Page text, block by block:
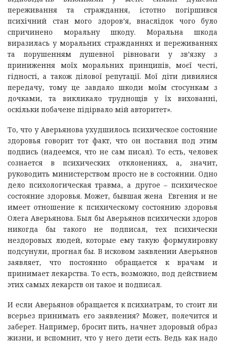
переживання та страждання, істотно погіршився
психічний стан мого здоров’я, внаслідок чого було
спричинено моральну шкоду. Моральна шкода
виразилась у моральних стражданнях и переживаннях
та порушенням душевної рівноваги у зв’язку з
приниження моїх моральних принципів, моєї честі,
гідності, а також ділової репутації. Мої діти дивилися
передачу, тому це завдало шкоди моїм стосункам з
дочками, та викликало труднощів у їх вихованні,
оскільки побачене підірвало мій авторитет».
То, что у Аверьянова ухудшилось психическое состояние
здоровья говорит тот факт, что он поставил под этим
подпись (надеемся, что не сам писал). То есть, человек
сознается в психических отклонениях, а, значит,
руководить министерством просто не в состоянии. Одно
дело психологическая травма, а другое – психическое
состояние здоровья. Может, бывшая жена Евгения и не
имеет отношение к психическому состоянию здоровья
Олега Аверьянова. Был бы Аверьянов психически здоров
никогда бы такого не подписал, тех психически
нездоровых людей, которые ему такую формулировку
подсунули, прогнал бы. В исковом заявлении Аверьянов
заявляет, что постоянно обращается к врачам и
принимает лекарства. То есть, возможно, под действием
этих самых лекарств он такое и подписал.
И если Аверьянов обращается к психиатрам, то стоит ли
всерьез принимать его заявления? Может, полечится и
заберет. Например, бросит пить, начнет здоровый образ
жизни, и вспомнит, что у него дети есть. Ведь как надо